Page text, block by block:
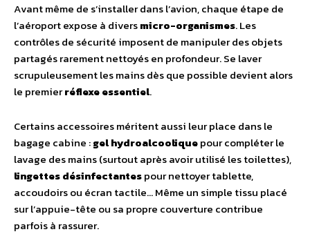
Avant même de s’installer dans l’avion, chaque étape de
l’aéroport expose à diversmicro-organismes. Les
contrôles de sécurité imposent de manipuler des objets
partagés rarement nettoyés en profondeur. Se laver
scrupuleusement les mains dès que possible devient alors
le premierréflexe essentiel.
Certains accessoires méritent aussi leur place dans le
bagage cabine :gel hydroalcooliquepour compléter le
lavage des mains (surtout après avoir utilisé les toilettes),
lingettes désinfectantespour nettoyer tablette,
accoudoirs ou écran tactile… Même un simple tissu placé
sur l’appuie-tête ou sa propre couverture contribue
parfois à rassurer.